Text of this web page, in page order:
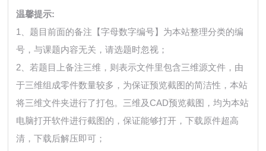
温馨提示:
1、题目前面的备注【字母数字编号】为本站整理分类的编
号，与课题内容无关，请选题时忽视；
2、若题目上备注三维，则表示文件里包含三维源文件，由
于三维组成零件数量较多，为保证预览截图的简洁性，本站
将三维文件夹进行了打包。三维及CAD预览截图，均为本站
电脑打开软件进行截图的，保证能够打开，下载原件超高
清，下载后解压即可；